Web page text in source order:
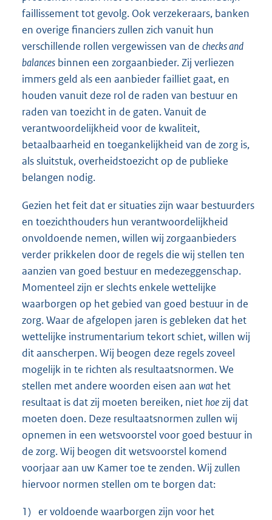
faillissement tot gevolg. Ook verzekeraars, banken
en overige financiers zullen zich vanuit hun
verschillende rollen vergewissen van de checks and
balances binnen een zorgaanbieder. Zij verliezen
immers geld als een aanbieder failliet gaat, en
houden vanuit deze rol de raden van bestuur en
raden van toezicht in de gaten. Vanuit de
verantwoordelijkheid voor de kwaliteit,
betaalbaarheid en toegankelijkheid van de zorg is,
als sluitstuk, overheidstoezicht op de publieke
belangen nodig.
Gezien het feit dat er situaties zijn waar bestuurders
en toezichthouders hun verantwoordelijkheid
onvoldoende nemen, willen wij zorgaanbieders
verder prikkelen door de regels die wij stellen ten
aanzien van goed bestuur en medezeggenschap.
Momenteel zijn er slechts enkele wettelijke
waarborgen op het gebied van goed bestuur in de
zorg. Waar de afgelopen jaren is gebleken dat het
wettelijke instrumentarium tekort schiet, willen wij
dit aanscherpen. Wij beogen deze regels zoveel
mogelijk in te richten als resultaatsnormen. We
stellen met andere woorden eisen aan wat het
resultaat is dat zij moeten bereiken, niet hoezij dat
moeten doen. Deze resultaatsnormen zullen wij
opnemen in een wetsvoorstel voor goed bestuur in
de zorg. Wij beogen dit wetsvoorstel komend
voorjaar aan uw Kamer toe te zenden. Wij zullen
hiervoor normen stellen om te borgen dat:
1) er voldoende waarborgen zijn voor het